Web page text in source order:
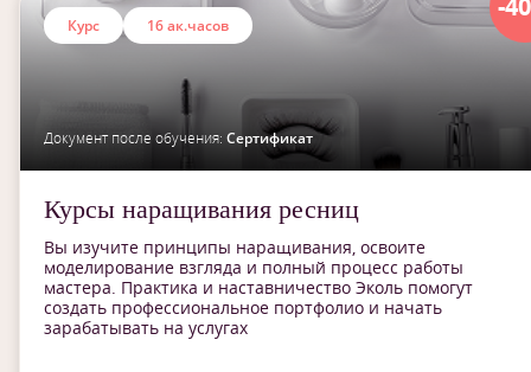
-
Курс 16 ак.часов
Документ после обучения: Сертификат
Курсы наращивания ресниц
Вы изучите принципы наращивания, освоите
моделирование взгляда и полный процесс работы
мастера. Практика и наставничество Эколь помогут
создать профессиональное портфолио и начать
зарабатывать на услугах